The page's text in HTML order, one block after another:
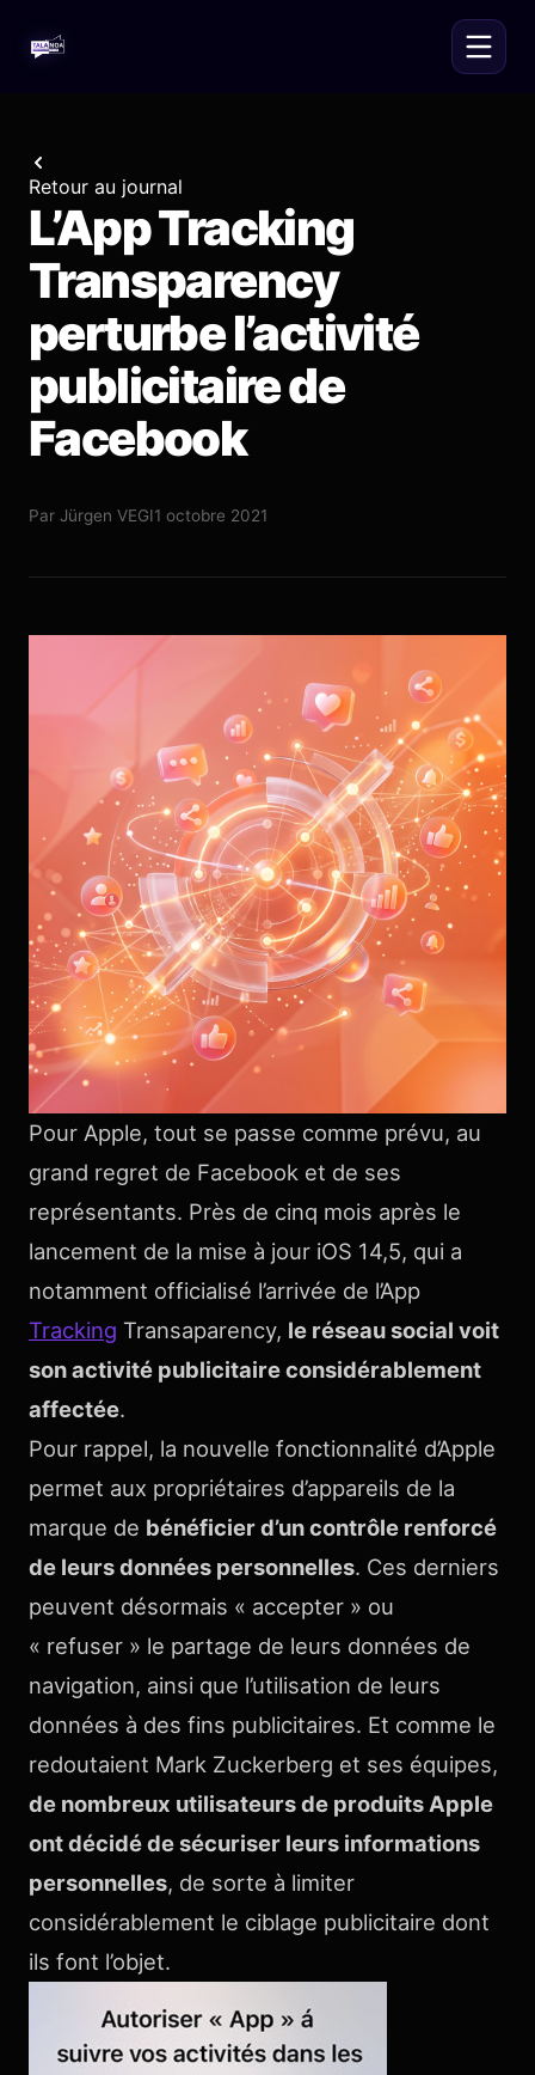
Retour au journal
L’App Tracking
Transparency
perturbe l’activité
publicitaire de
Facebook
Par Jürgen VEGI1 octobre 2021
Pour Apple, tout se passe comme prévu, au
grand regret de Facebook et de ses
représentants. Près de cinq mois après le
lancement de la mise à jour iOS 14,5, qui a
notamment officialisé l’arrivée de l’App
Tracking Transaparency, le réseau social voit
son activité publicitaire considérablement
affectée.
Pour rappel, la nouvelle fonctionnalité d’Apple
permet aux propriétaires d’appareils de la
marque de bénéficier d’un contrôle renforcé
de leurs données personnelles. Ces derniers
peuvent désormais « accepter » ou
« refuser » le partage de leurs données de
navigation, ainsi que l’utilisation de leurs
données à des fins publicitaires. Et comme le
redoutaient Mark Zuckerberg et ses équipes,
de nombreux utilisateurs de produits Apple
ont décidé de sécuriser leurs informations
personnelles, de sorte à limiter
considérablement le ciblage publicitaire dont
ils font l’objet.